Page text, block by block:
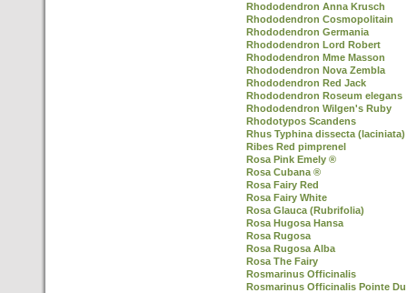
Rhododendron Anna Krusch
Rhododendron Cosmopolitain
Rhododendron Germania
Rhododendron Lord Robert
Rhododendron Mme Masson
Rhododendron Nova Zembla
Rhododendron Red Jack
Rhododendron Roseum elegans
Rhododendron Wilgen's Ruby
Rhodotypos Scandens
Rhus Typhina dissecta (laciniata)
Ribes Red pimprenel
Rosa Pink Emely ®
Rosa Cubana ®
Rosa Fairy Red
Rosa Fairy White
Rosa Glauca (Rubrifolia)
Rosa Hugosa Hansa
Rosa Rugosa
Rosa Rugosa Alba
Rosa The Fairy
Rosmarinus Officinalis
Rosmarinus Officinalis Pointe Du